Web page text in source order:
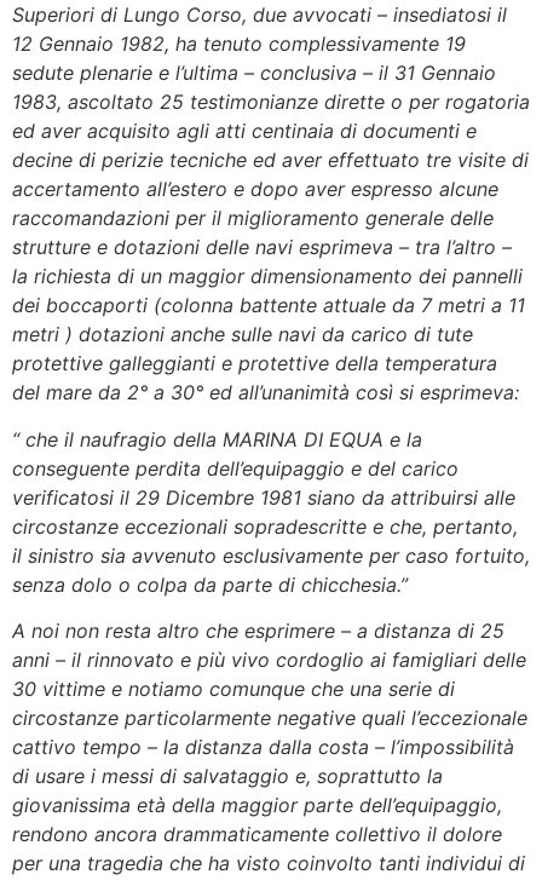
Superiori di Lungo Corso, due avvocati – insediatosi il
12 Gennaio 1982, ha tenuto complessivamente 19
sedute plenarie e l’ultima – conclusiva – il 31 Gennaio
1983, ascoltato 25 testimonianze dirette o per rogatoria
ed aver acquisito agli atti centinaia di documenti e
decine di perizie tecniche ed aver effettuato tre visite di
accertamento all’estero e dopo aver espresso alcune
raccomandazioni per il miglioramento generale delle
strutture e dotazioni delle navi esprimeva – tra l’altro –
la richiesta di un maggior dimensionamento dei pannelli
dei boccaporti (colonna battente attuale da 7 metri a 11
metri ) dotazioni anche sulle navi da carico di tute
protettive galleggianti e protettive della temperatura
del mare da 2° a 30° ed all’unanimità così si esprimeva:
“ che il naufragio della MARINA DI EQUA e la
conseguente perdita dell’equipaggio e del carico
verificatosi il 29 Dicembre 1981 siano da attribuirsi alle
circostanze eccezionali sopradescritte e che, pertanto,
il sinistro sia avvenuto esclusivamente per caso fortuito,
senza dolo o colpa da parte di chicchesia.”
A noi non resta altro che esprimere – a distanza di 25
anni – il rinnovato e più vivo cordoglio ai famigliari delle
30 vittime e notiamo comunque che una serie di
circostanze particolarmente negative quali l’eccezionale
cattivo tempo – la distanza dalla costa – l’impossibilità
di usare i messi di salvataggio e, soprattutto la
giovanissima età della maggior parte dell’equipaggio,
rendono ancora drammaticamente collettivo il dolore
per una tragedia che ha visto coinvolto tanti individui di